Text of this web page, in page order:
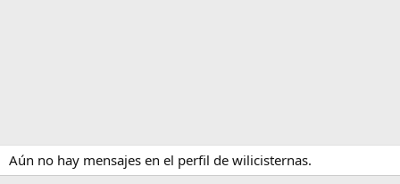
Aún no hay mensajes en el perfil de wilicisternas.